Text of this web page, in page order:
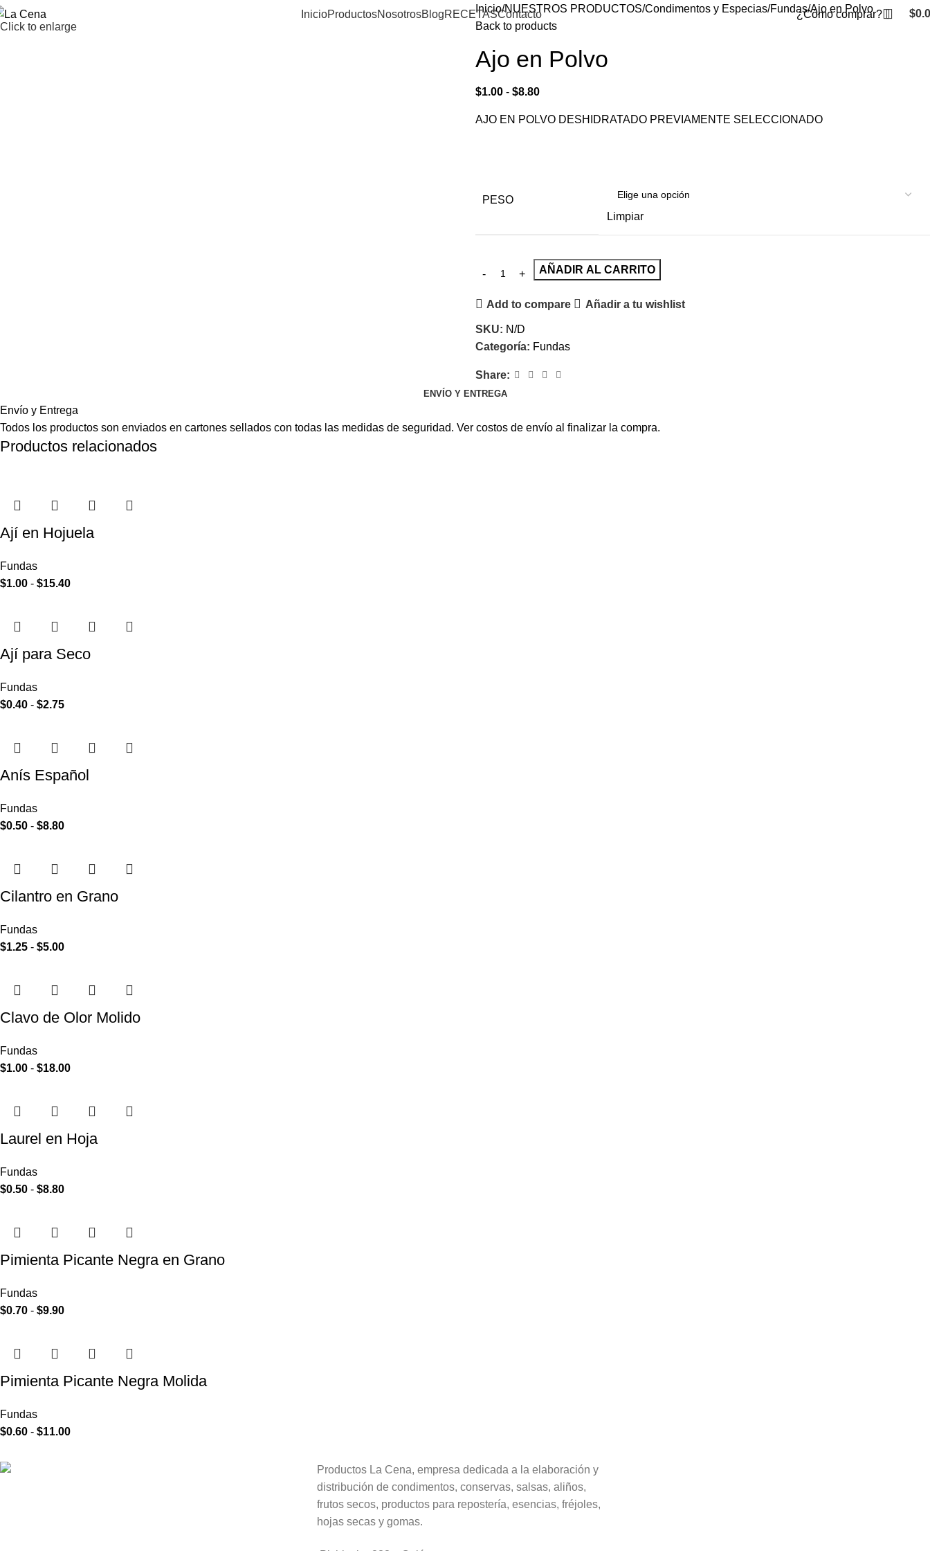
InicioProductosNosotrosBlogRECETASContacto ¿Cómo comprar? $
Click to enlarge
Inicio NUESTROS PRODUCTOS Condimentos y Especias Fundas Ajo en Polvo
Back to products
Ajo en Polvo
$1.00 - $8.80
AJO EN POLVO DESHIDRATADO PREVIAMENTE SELECCIONADO
PESO
Limpiar
AÑADIR AL CARRITO
Add to compare Añadir a tu wishlist
SKU: N/D
Categoría: Fundas
Share:
ENVÍO Y ENTREGA
Envío y Entrega
Todos los productos son enviados en cartones sellados con todas las medidas de seguridad. Ver costos de envío al finalizar la compra.
Productos relacionados
Ají en Hojuela
Fundas
$1.00 - $15.40
Ají para Seco
Fundas
$0.40 - $2.75
Anís Español
Fundas
$0.50 - $8.80
Cilantro en Grano
Fundas
$1.25 - $5.00
Clavo de Olor Molido
Fundas
$1.00 - $18.00
Laurel en Hoja
Fundas
$0.50 - $8.80
Pimienta Picante Negra en Grano
Fundas
$0.70 - $9.90
Pimienta Picante Negra Molida
Fundas
$0.60 - $11.00
Productos La Cena, empresa dedicada a la elaboración y
distribución de condimentos, conservas, salsas, aliños,
frutos secos, productos para repostería, esencias, fréjoles,
hojas secas y gomas.